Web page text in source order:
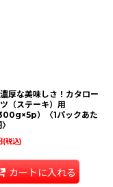
濃厚な美味しさ！カタロー
（ステーキ）用
）〈1パックあた
(税込)
カートに入れる